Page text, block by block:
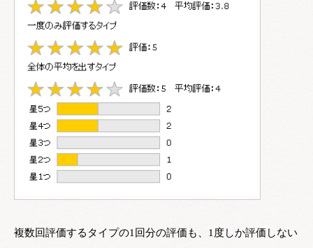
複数回評価するタイプの1回分の評価も、1度しか評価しない